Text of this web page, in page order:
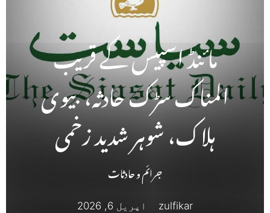
مائنڈ اسپیس کے قریب
المناک سڑک حادثہ، بیوی
ہلاک، شوہر شدید زخمی
جرائم و حادثات
zulfikar اپریل 6, 2026